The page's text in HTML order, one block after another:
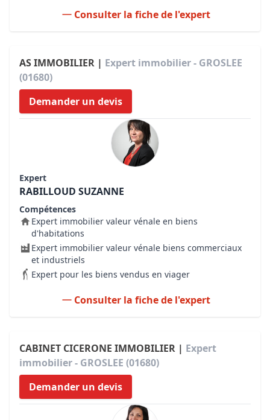
Consulter la fiche de l'expert
AS IMMOBILIER | Expert immobilier - GROSLEE
(01680)
Demander un devis
Expert
RABILLOUD SUZANNE
Compétences
Expert immobilier valeur vénale en biens
d'habitations
Expert immobilier valeur vénale biens commerciaux
et industriels
Expert pour les biens vendus en viager
Consulter la fiche de l'expert
CABINET CICERONE IMMOBILIER | Expert
immobilier - GROSLEE (01680)
Demander un devis